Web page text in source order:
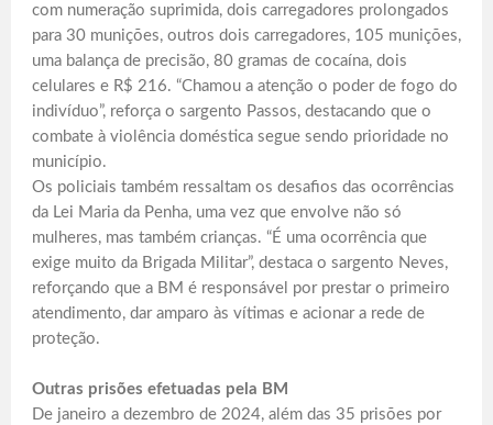
com numeração suprimida, dois carregadores prolongados
para 30 munições, outros dois carregadores, 105 munições,
uma balança de precisão, 80 gramas de cocaína, dois
celulares e R$ 216. “Chamou a atenção o poder de fogo do
indivíduo”, reforça o sargento Passos, destacando que o
combate à violência doméstica segue sendo prioridade no
município.
Os policiais também ressaltam os desafios das ocorrências
da Lei Maria da Penha, uma vez que envolve não só
mulheres, mas também crianças. “É uma ocorrência que
exige muito da Brigada Militar”, destaca o sargento Neves,
reforçando que a BM é responsável por prestar o primeiro
atendimento, dar amparo às vítimas e acionar a rede de
proteção.
Outras prisões efetuadas pela BM
De janeiro a dezembro de 2024, além das 35 prisões por